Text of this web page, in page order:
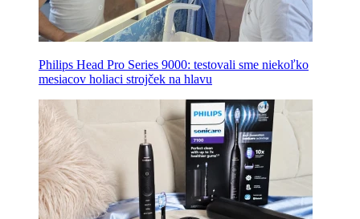
Philips Head Pro Series 9000: testovali sme niekoľko
mesiacov holiaci strojček na hlavu